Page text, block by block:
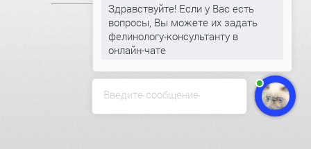
Онлайн всего:1
Гостей: 1
Пользователей:0
Введите сообщение
Здравствуйте! Если у Вас есть
вопросы, Вы можете их задать
фелинологу-консультанту в
онлайн-чате